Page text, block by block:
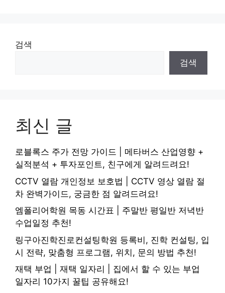
검색
검색
최신 글
로블록스 주가 전망 가이드 | 메타버스 산업영향 +
실적분석 + 투자포인트, 친구에게 알려드려요!
CCTV 열람 개인정보 보호법 | CCTV 영상 열람 절
차 완벽가이드, 궁금한 점 알려드려요!
엠폴리어학원 목동 시간표 | 주말반 평일반 저녁반
수업일정 추천!
링구아진학진로컨설팅학원 등록비, 진학 컨설팅, 입
시 전략, 맞춤형 프로그램, 위치, 문의 방법 추천!
재택 부업 | 재택 일자리 | 집에서 할 수 있는 부업
일자리 10가지 꿀팁 공유해요!